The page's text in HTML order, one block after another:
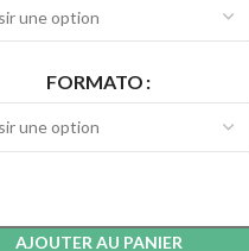
FORMATO
AJOUTER AU PANIER